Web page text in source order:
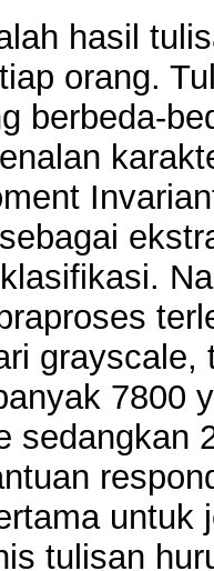
hasil
orang.
berbeda-
7800
sedangkan
untuk
tulisan